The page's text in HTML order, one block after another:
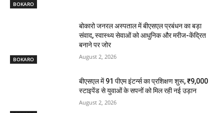
BOKARO
BOKARO
बोकारो जनरल अस्पताल में बीएसएल प्रबंधन का बड़ा
संवाद, स्वास्थ्य सेवाओं को आधुनिक और मरीज-केंद्रित
बनाने पर जोर
August 2, 2026
बीएसएल में 91 पीएम इंटर्न्स का प्रशिक्षण शुरू, ₹9,000
स्टाइपेंड से युवाओं के सपनों को मिल रही नई उड़ान
August 2, 2026